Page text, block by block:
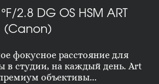
2.8 DG OS HSM ART
(Canon)
фокусное расстояние для
в студии, на каждый день. Art
объективы...